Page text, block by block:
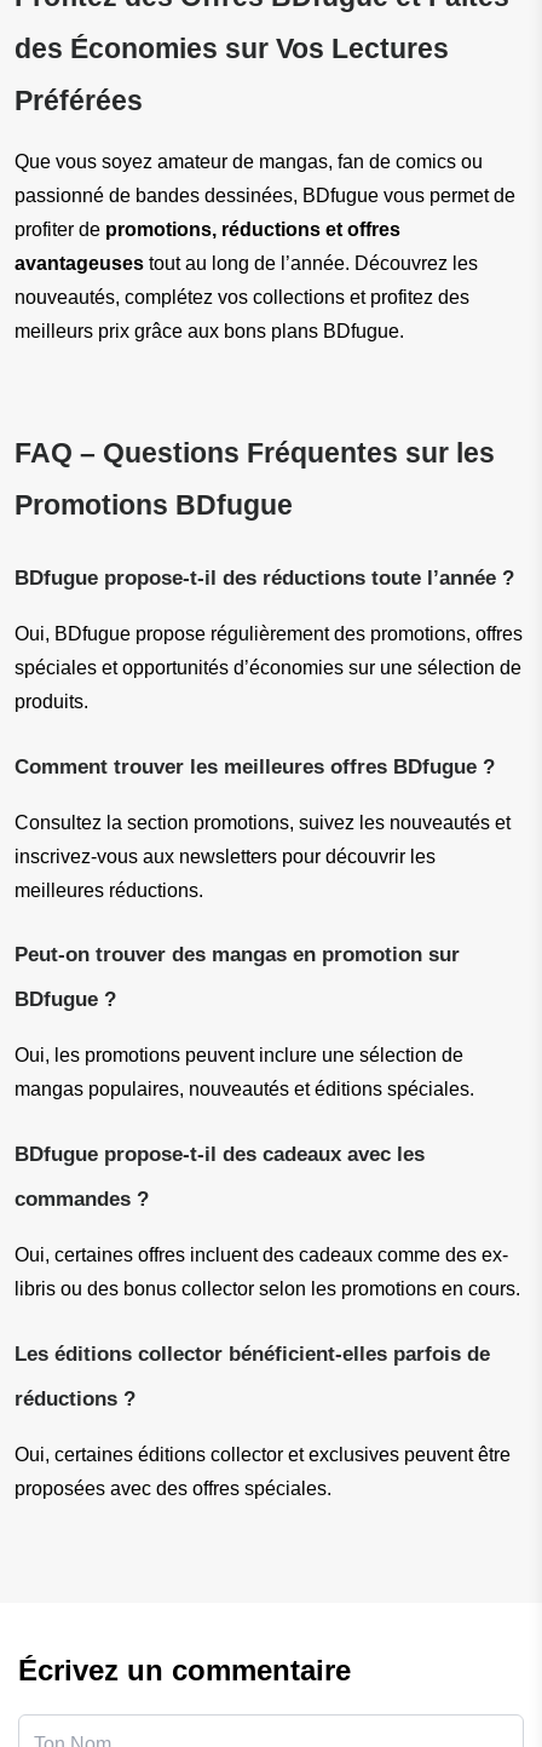
des Économies sur Vos Lectures
Préférées
Que vous soyez amateur de mangas, fan de comics ou
passionné de bandes dessinées, BDfugue vous permet de
profiter de promotions, réductions et offres
avantageuses tout au long de l’année. Découvrez les
nouveautés, complétez vos collections et profitez des
meilleurs prix grâce aux bons plans BDfugue.
FAQ – Questions Fréquentes sur les
Promotions BDfugue
BDfugue propose-t-il des réductions toute l’année ?
Oui, BDfugue propose régulièrement des promotions, offres
spéciales et opportunités d’économies sur une sélection de
produits.
Comment trouver les meilleures offres BDfugue ?
Consultez la section promotions, suivez les nouveautés et
inscrivez-vous aux newsletters pour découvrir les
meilleures réductions.
Peut-on trouver des mangas en promotion sur
BDfugue ?
Oui, les promotions peuvent inclure une sélection de
mangas populaires, nouveautés et éditions spéciales.
BDfugue propose-t-il des cadeaux avec les
commandes ?
Oui, certaines offres incluent des cadeaux comme des ex-
libris ou des bonus collector selon les promotions en cours.
Les éditions collector bénéficient-elles parfois de
réductions ?
Oui, certaines éditions collector et exclusives peuvent être
proposées avec des offres spéciales.
Écrivez un commentaire